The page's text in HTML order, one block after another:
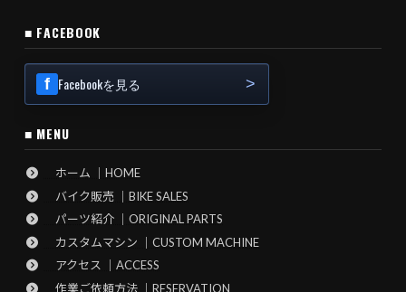
■ FACEBOOK
Facebookを見る
■ MENU
ホーム ｜HOME
バイク販売 ｜BIKE SALES
パーツ紹介 ｜ORIGINAL PARTS
カスタムマシン ｜CUSTOM MACHINE
アクセス ｜ACCESS
作業ご依頼方法 ｜RESERVATION